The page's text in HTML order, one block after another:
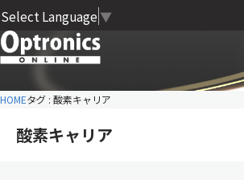
Select Language ▼
HOMEタグ : 酸素キャリア
酸素キャリア